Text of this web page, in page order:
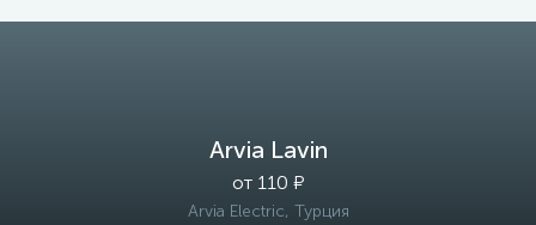
Arvia Lavin
от 110 ₽
Arvia Electric, Турция